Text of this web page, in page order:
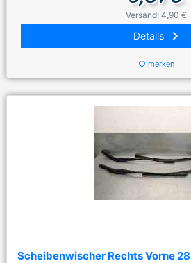
Versand: 4,90 €
Details keyboard_arrow_right
favorite_border merken
Scheibenwischer Rechts Vorne